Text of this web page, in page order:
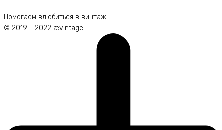
Помогаем влюбиться в винтаж
© 2019 - 2022 ævintage